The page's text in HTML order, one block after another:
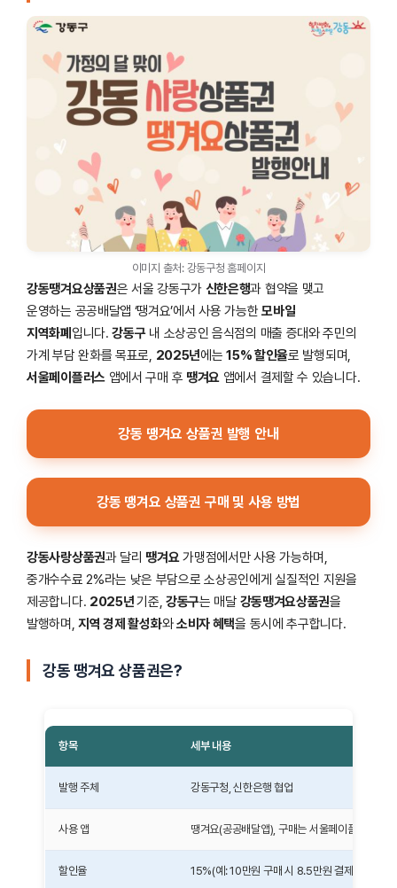
이미지 출처: 강동구청 홈페이지
강동땡겨요상품권은 서울 강동구가 신한은행과 협약을 맺고
운영하는 공공배달앱 ‘땡겨요’에서 사용 가능한모바일
지역화폐 입니다.강동구내 소상공인 음식점의 매출 증대와 주민의
가계 부담 완화를 목표로, 2025년에는15% 할인율로 발행되며,
서울페이플러스앱에서 구매 후 땡겨요 앱에서 결제할 수 있습니다.
강동 땡겨요 상품권 발행 안내
강동 땡겨요 상품권 구매 및 사용 방법
강동사랑상품권과 달리 땡겨요가맹점에서만 사용 가능하며,
중개수수료 2%라는 낮은 부담으로 소상공인에게 실질적인 지원을
제공합니다. 2025년기준, 강동구는 매달 강동땡겨요상품권을
발행하며,지역 경제 활성화와소비자 혜택을 동시에 추구합니다.
강동 땡겨요 상품권은?
항목 세부 내용
발행 주체 강동구청, 신한은행 협업
사용 앱 땡겨요(공공배달앱), 구매는 서울페이플러스 앱
할인율 15%(예: 10만원 구매 시 8.5만원 결제)